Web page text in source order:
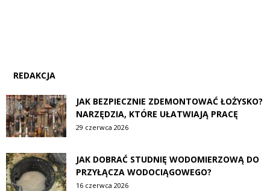
REDAKCJA
JAK BEZPIECZNIE ZDEMONTOWAĆ ŁOŻYSKO?
NARZĘDZIA, KTÓRE UŁATWIAJĄ PRACĘ
29 czerwca 2026
JAK DOBRAĆ STUDNIĘ WODOMIERZOWĄ DO
PRZYŁĄCZA WODOCIĄGOWEGO?
16 czerwca 2026